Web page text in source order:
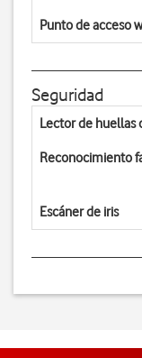
Punto de acceso
Seguridad
Lector de huellas
Reconocimiento
Escáner de iris